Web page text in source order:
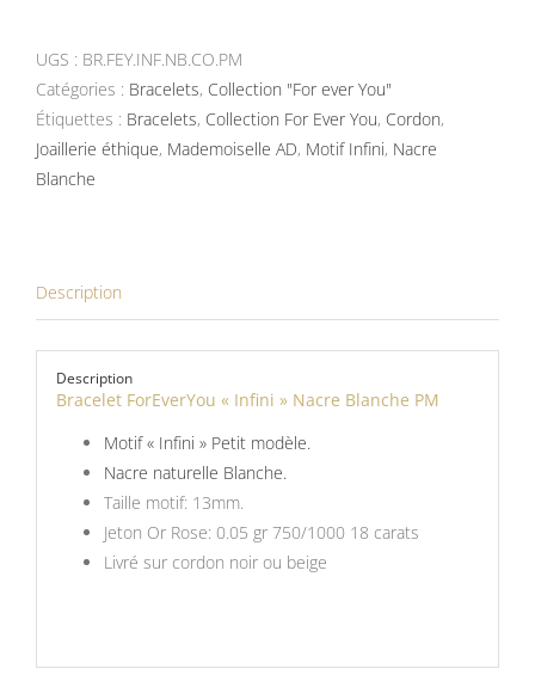
UGS : BR.FEY.INF.NB.CO.PM
Catégories : Bracelets, Collection "For ever You"
Étiquettes : Bracelets, Collection For Ever You, Cordon,
Joaillerie éthique, Mademoiselle AD, Motif Infini, Nacre
Blanche
Description
Description
Bracelet ForEverYou « Infini » Nacre Blanche PM
Motif « Infini » Petit modèle.
Nacre naturelle Blanche.
Taille motif: 13mm.
Jeton Or Rose: 0.05 gr 750/1000 18 carats
Livré sur cordon noir ou beige